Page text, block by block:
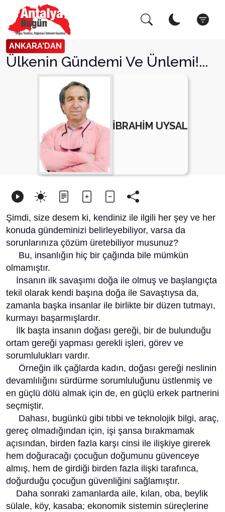
ANKARA'DAN
Ülkenin Gündemi Ve Ünlemi!...
İBRAHİM UYSAL
Şimdi, size desem ki, kendiniz ile ilgili her şey ve her
konuda gündeminizi belirleyebiliyor, varsa da
sorunlarınıza çözüm üretebiliyor musunuz?
Bu, insanlığın hiç bir çağında bile mümkün
olmamıştır.
İnsanın ilk savaşımı doğa ile olmuş ve başlangıçta
tekil olarak kendi başına doğa ile Savaştıysa da,
zamanla başka insanlar ile birlikte bir düzen tutmayı,
kurmayı başarmışlardır.
İlk başta insanın doğası gereği, bir de bulunduğu
ortam gereği yapması gerekli işleri, görev ve
sorumlulukları vardır.
Örneğin ilk çağlarda kadın, doğası gereği neslinin
devamlılığını sürdürme sorumluluğunu üstlenmiş ve
en güçlü dölü almak için de, en güçlü erkek partnerini
seçmiştir.
Dahası, bugünkü gibi tıbbi ve teknolojik bilgi, araç,
gereç olmadığından için, işi şansa bırakmamak
açısından, birden fazla karşı cinsi ile ilişkiye girerek
hem doğuracağı çocuğun doğumunu güvenceye
almış, hem de girdiği birden fazla ilişki tarafınca,
doğurduğu çocuğun güvenliğini sağlamıştır.
Daha sonraki zamanlarda aile, kılan, oba, beylik
sülale, köy, kasaba; ekonomik sistemin süreçlerine
Arama Yap! Kapat